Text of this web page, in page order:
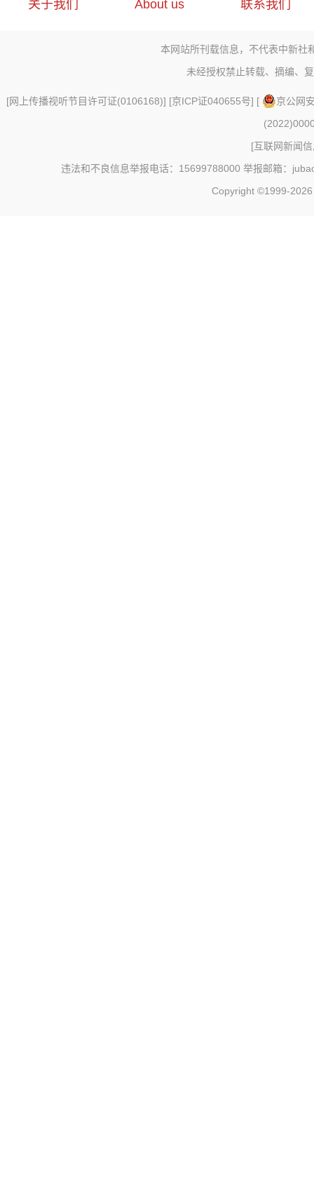
关于我们 About us 联系我们
本网站所刊载信息，不代表中新社
未经授权禁止转载、摘编、
[网上传播视听节目许可证(0106168)] [京ICP证040655号] [
京公网
[互联网新闻
违法和不良信息举报电话：15699788000 举报邮箱：
Copyright ©1999-